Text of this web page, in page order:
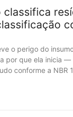
classifica
o perigo do
por que ela inicia —
conforme a NBR